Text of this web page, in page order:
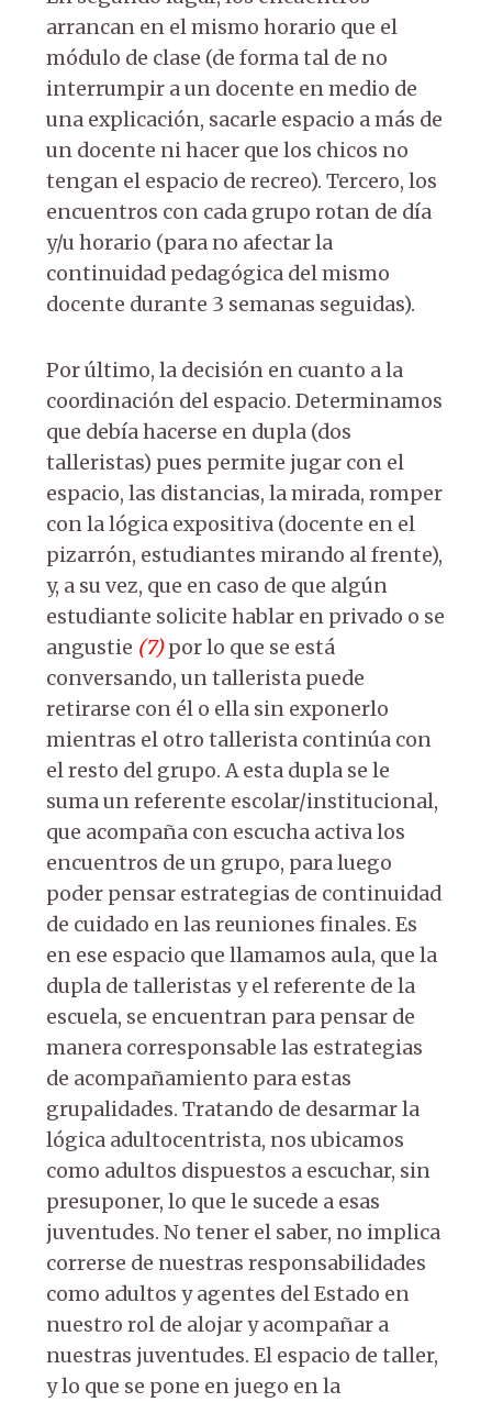
arrancan en el mismo horario que el
módulo de clase (de forma tal de no
interrumpir a un docente en medio de
una explicación, sacarle espacio a más de
un docente ni hacer que los chicos no
tengan el espacio de recreo). Tercero, los
encuentros con cada grupo rotan de día
y/u horario (para no afectar la
continuidad pedagógica del mismo
docente durante 3 semanas seguidas).
Por último, la decisión en cuanto a la
coordinación del espacio. Determinamos
que debía hacerse en dupla (dos
talleristas) pues permite jugar con el
espacio, las distancias, la mirada, romper
con la lógica expositiva (docente en el
pizarrón, estudiantes mirando al frente),
y, a su vez, que en caso de que algún
estudiante solicite hablar en privado o se
angustie (7)por lo que se está
conversando, un tallerista puede
retirarse con él o ella sin exponerlo
mientras el otro tallerista continúa con
el resto del grupo. A esta dupla se le
suma un referente escolar/institucional,
que acompaña con escucha activa los
encuentros de un grupo, para luego
poder pensar estrategias de continuidad
de cuidado en las reuniones finales. Es
en ese espacio que llamamos aula, que la
dupla de talleristas y el referente de la
escuela, se encuentran para pensar de
manera corresponsable las estrategias
de acompañamiento para estas
grupalidades. Tratando de desarmar la
lógica adultocentrista, nos ubicamos
como adultos dispuestos a escuchar, sin
presuponer, lo que le sucede a esas
juventudes. No tener el saber, no implica
correrse de nuestras responsabilidades
como adultos y agentes del Estado en
nuestro rol de alojar y acompañar a
nuestras juventudes. El espacio de taller,
y lo que se pone en juego en la